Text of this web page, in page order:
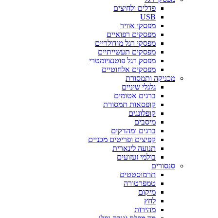
פדלים ולחיצים
USB
מפסקי אוויר
מפסקים רפואיים
מפסקי רגל מודולריים
מפסקים תעשייתיים
מפסק רגל פוטנציומטרי
מפסקים אלחוטיים
מכניקה ותמסורת
גלגלי שיניים
ברגים אטומים
קופסאות תמסורת
קופלונגים
מיסבים
ברגים ומהדקים
קפיצים ופריטים מכניים
תנועה לינארית
בולמי זעזועים
סנסורים
תרמוסטטים
טמפרטורה
מיקום
לחץ
מהירות